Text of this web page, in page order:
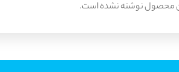
محصول نوشته نشده است.